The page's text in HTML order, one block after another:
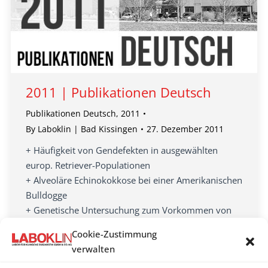
Cookie-Zustimmung
verwalten
2011 | Publikationen Deutsch
Publikationen Deutsch, 2011
By Laboklin | Bad Kissingen 27. Dezember 2011
+ Häufigkeit von Gendefekten in ausgewählten
europ. Retriever-Populationen
+ Alveoläre Echinokokkose bei einer Amerikanischen
Bulldogge
+ Genetische Untersuchung zum Vorkommen von
Mastzelltumoren
+ Gesetzliche Vorschriften zur Untersuchung auf